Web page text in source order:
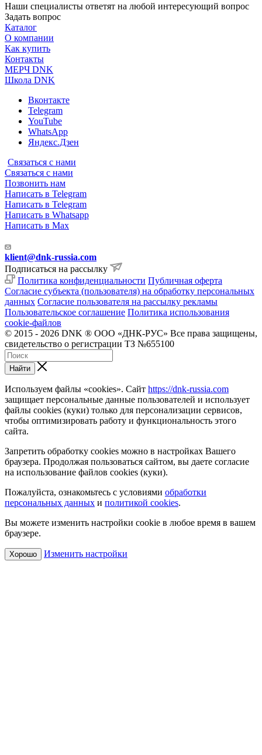
Наши специалисты ответят на любой интересующий вопрос
Задать вопрос
Каталог
О компании
Как купить
Контакты
МЕРЧ DNK
Школа DNK
Вконтакте
Telegram
YouTube
WhatsApp
Яндекс.Дзен
Связаться с нами
Связаться с нами
Позвонить нам
Написать в Telegram
Написать в Telegram
Написать в Whatsapp
Написать в Max
klient@dnk-russia.com
Подписаться на рассылку
Политика конфиденциальности Публичная оферта
Согласие субъекта (пользователя) на обработку персональных
данных Согласие пользователя на рассылку рекламы
Пользовательское соглашение Политика использования
cookie-файлов
© 2015 - 2026 DNK ® ООО «ДНК-РУС» Все права защищены,
свидетельство о регистрации ТЗ №655100
Найти
Используем файлы «cookies». Сайт https://dnk-russia.com
защищает персональные данные пользователей и использует
файлы cookies (куки) только для персонализации сервисов,
чтобы оптимизировать работу и функциональность этого
сайта.
Запретить обработку cookies можно в настройках Вашего
браузера. Продолжая пользоваться сайтом, вы даете согласие
на использование файлов cookies (куки).
Пожалуйста, ознакомьтесь с условиями обработки
персональных данных и политикой cookies.
Вы можете изменить настройки cookie в любое время в вашем
браузере.
Хорошо Изменить настройки